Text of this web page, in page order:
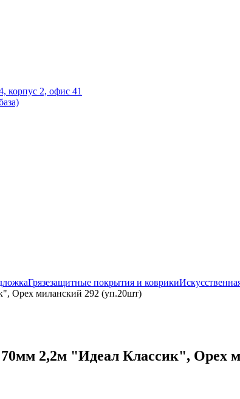
корпус 2, офис 41
Грязезащитные покрытия и коврики
Орех миланский 292 (уп.20шт)
2,2м "Идеал Классик", Орех